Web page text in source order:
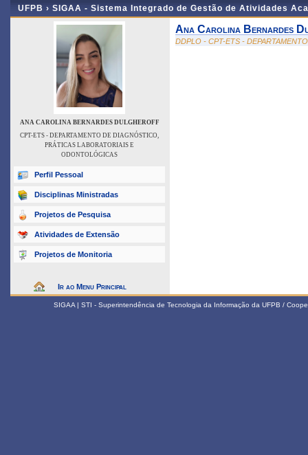
UFPB › SIGAA - Sistema Integrado de Gestão de Atividades
ANA CAROLINA BERNARDES DULGHEROFF
CPT-ETS - DEPARTAMENTO DE DIAGNÓSTICO,
PRÁTICAS LABORATORIAIS E
ODONTOLÓGICAS
Perfil Pessoal
Disciplinas Ministradas
Projetos de Pesquisa
Atividades de Extensão
Projetos de Monitoria
Ir ao Menu Principal
Ana Carolina Bernardes
DDPLO - CPT-ETS -
SIGAA | STI - Superintendência de Tecnologia da Informação da UFPB /